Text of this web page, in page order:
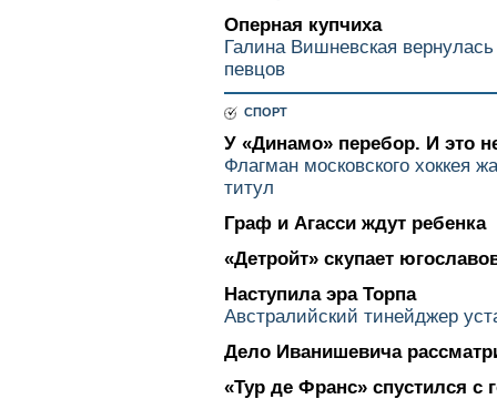
Оперная купчиха
Галина Вишневская
певцов
СПОРТ
У «Динамо» перебор. И это
Флагман московского хоккея
титул
Граф и Агасси ждут ребенка
«Детройт» скупает
Наступила эра Торпа
Австралийский тинейджер
Дело Иванишевича
«Тур де Франс» спустился с